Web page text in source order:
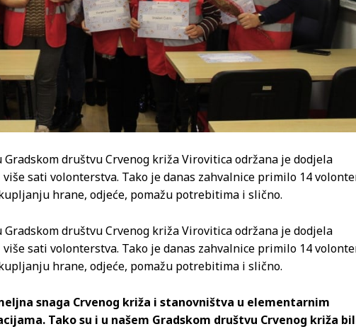
društvu Crvenog križa Virovitica održana je dodjela
sati volonterstva. Tako je danas zahvalnice primilo 14
hrane, odjeće, pomažu potrebitima i slično.
društvu Crvenog križa Virovitica održana je dodjela
sati volonterstva. Tako je danas zahvalnice primilo 14
hrane, odjeće, pomažu potrebitima i slično.
snaga Crvenog križa i stanovništva u elementarnim
Tako su i u našem Gradskom društvu Crvenog križa